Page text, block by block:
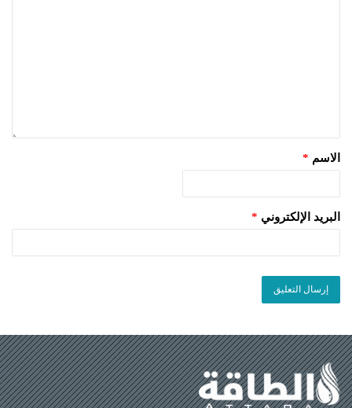
الاسم *
البريد الإلكتروني *